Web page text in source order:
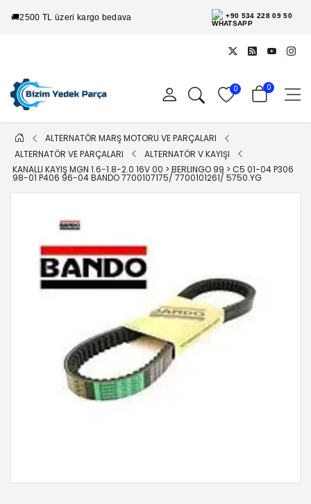
🚚2500 TL üzeri kargo bedava +90 534 228 09 50
0 0
ALTERNATÖR MARŞ MOTORU VE PARÇALARI
ALTERNATÖR VE PARÇALARI
ALTERNATÖR V KAYIŞI
KANALLI KAYIŞ MGN 1.6-1.8-2.0 16V 00 > BERLINGO 99 > C5 01-04 P306
98-01 P406 96-04 BANDO 7700107175/ 7700101261/ 5750.YG